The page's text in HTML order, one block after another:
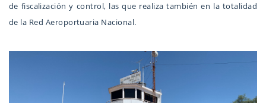
de fiscalización y control, las que realiza también en la totalidad
de la Red Aeroportuaria Nacional.